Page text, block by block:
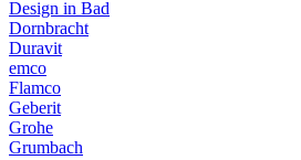
Design in Bad
Dornbracht
Duravit
emco
Flamco
Geberit
Grohe
Grumbach